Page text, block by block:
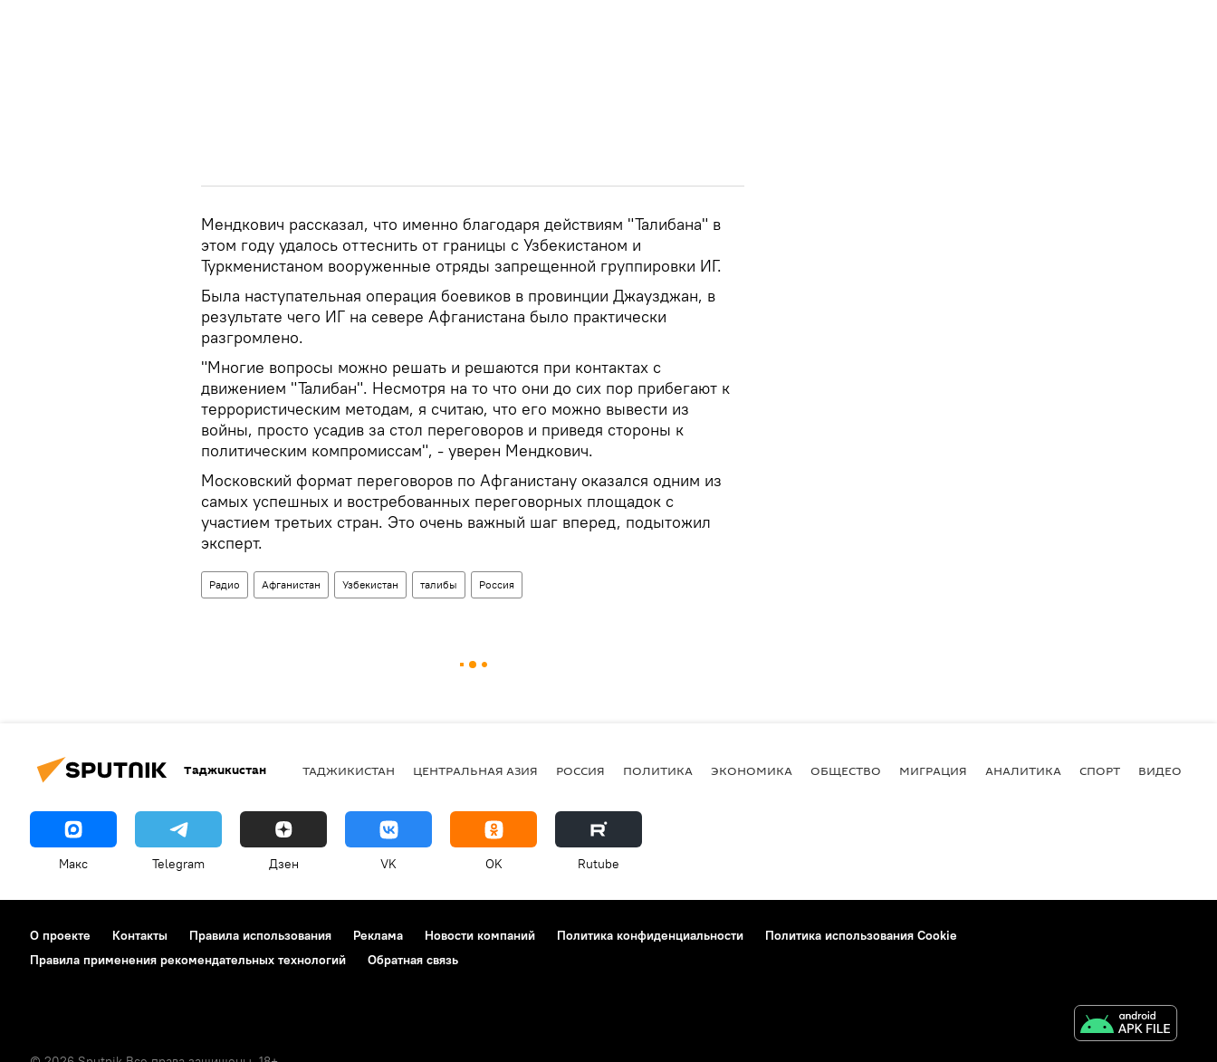
Мендкович рассказал, что именно благодаря действиям "Талибана" в
этом году удалось оттеснить от границы с Узбекистаном и
Туркменистаном вооруженные отряды запрещенной группировки ИГ.
Была наступательная операция боевиков в провинции Джаузджан, в
результате чего ИГ на севере Афганистана было практически
разгромлено.
"Многие вопросы можно решать и решаются при контактах с
движением "Талибан". Несмотря на то что они до сих пор прибегают к
террористическим методам, я считаю, что его можно вывести из
войны, просто усадив за стол переговоров и приведя стороны к
политическим компромиссам", - уверен Мендкович.
Московский формат переговоров по Афганистану оказался одним из
самых успешных и востребованных переговорных площадок с
участием третьих стран. Это очень важный шаг вперед, подытожил
эксперт.
Радио Афганистан Узбекистан талибы Россия
Таджикистан ТАДЖИКИСТАН ЦЕНТРАЛЬНАЯ АЗИЯ РОССИЯ ПОЛИТИКА ЭКОНОМИКА ОБЩЕСТВО МИГРАЦИЯ АНАЛИТИКА СПОРТ ВИДЕО
Макс Telegram Дзен VK OK Rutube
О проекте Контакты Правила использования Реклама Новости компаний Политика конфиденциальности
Политика использования Cookie
Правила применения рекомендательных технологий
Обратная связь